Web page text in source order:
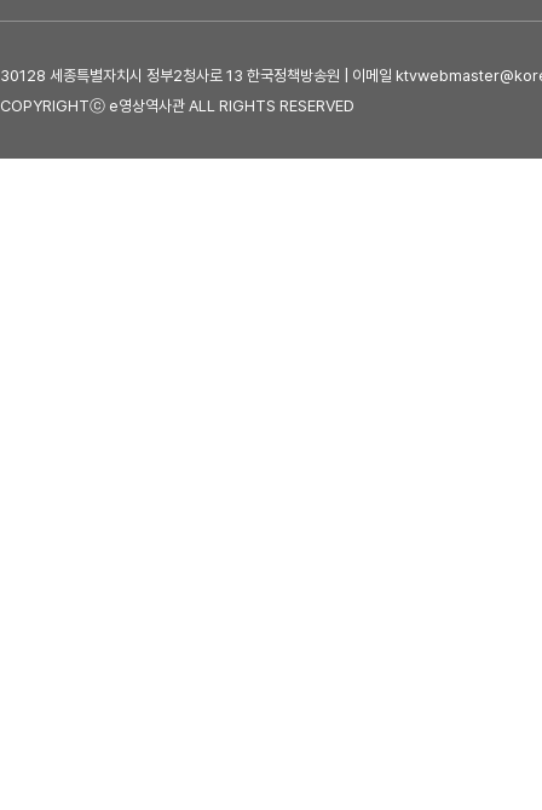
30128 세종특별자치시 정부2청사로 13 한국정책방송원 | 이메일
COPYRIGHTⓒ e영상역사관 ALL RIGHTS RESERVED